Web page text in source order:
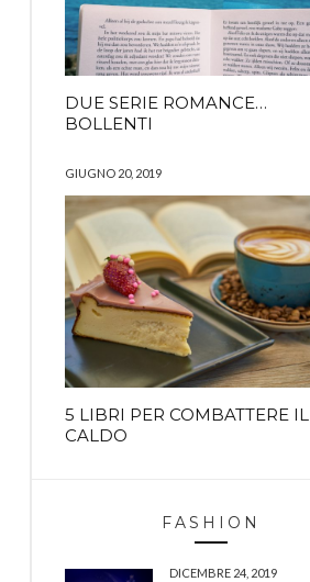
DUE SERIE ROMANCE…
BOLLENTI
GIUGNO 20, 2019
5 LIBRI PER COMBATTERE IL
CALDO
FASHION
DICEMBRE 24, 2019